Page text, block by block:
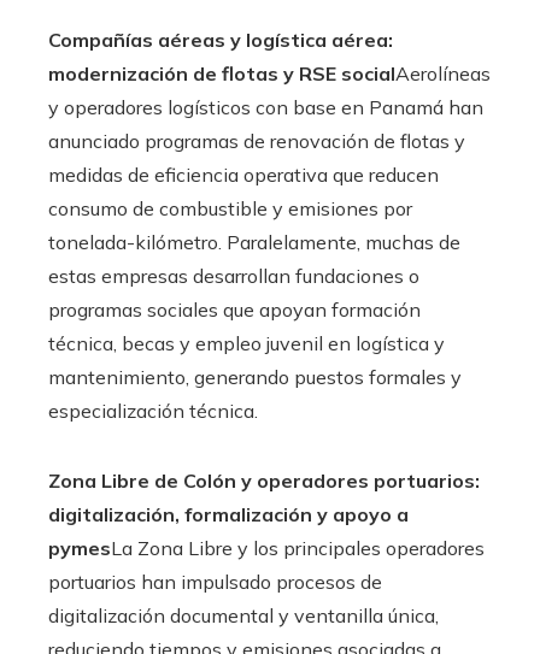
Compañías aéreas y logística aérea:
modernización de flotas y RSE socialAerolíneas
y operadores logísticos con base en Panamá han
anunciado programas de renovación de flotas y
medidas de eficiencia operativa que reducen
consumo de combustible y emisiones por
tonelada-kilómetro. Paralelamente, muchas de
estas empresas desarrollan fundaciones o
programas sociales que apoyan formación
técnica, becas y empleo juvenil en logística y
mantenimiento, generando puestos formales y
especialización técnica.
Zona Libre de Colón y operadores portuarios:
digitalización, formalización y apoyo a
pymesLa Zona Libre y los principales operadores
portuarios han impulsado procesos de
digitalización documental y ventanilla única,